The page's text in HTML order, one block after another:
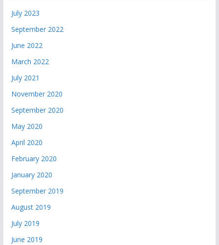
July 2023
September 2022
June 2022
March 2022
July 2021
November 2020
September 2020
May 2020
April 2020
February 2020
January 2020
September 2019
August 2019
July 2019
June 2019